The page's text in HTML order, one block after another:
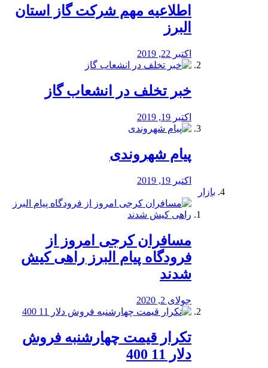
️اطلاعیه مهم شرکت گاز استان
البرز
اکتبر 22, 2019
خبر تخلف در انشعاب گاز
اکتبر 19, 2019
پیام شهروندی
اکتبر 19, 2019
بازار
مسافران کرجی امروز از
فرودگاه پیام البرز راهی کیش
شدند
جولای 2, 2020
تکرار قیمت چهارشنبه فروش
دلار 11 400